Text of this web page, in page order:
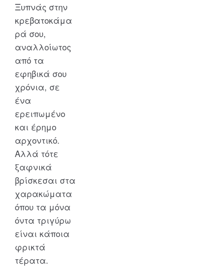
Ξυπνάς στην
κρεβατοκάμα
ρά σου,
αναλλοίωτος
από τα
εφηβικά σου
χρόνια, σε
ένα
ερειπωμένο
και έρημο
αρχοντικό.
Αλλά τότε
ξαφνικά
βρίσκεσαι στα
χαρακώματα
όπου τα μόνα
όντα τριγύρω
είναι κάποια
φρικτά
τέρατα.